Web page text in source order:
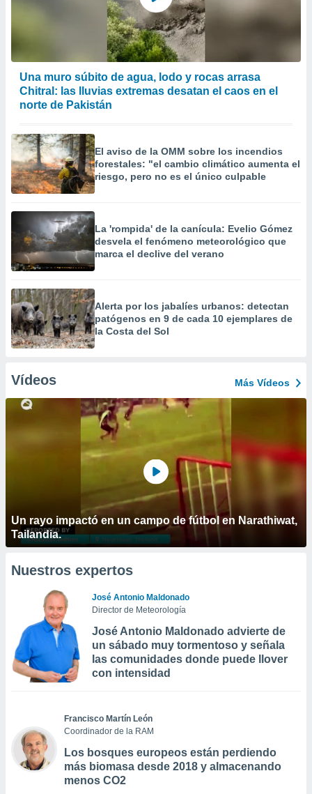
Una muro súbito de agua, lodo y rocas arrasa
Chitral: las lluvias extremas desatan el caos en el
norte de Pakistán
El aviso de la OMM sobre los incendios
forestales: "el cambio climático aumenta el
riesgo, pero no es el único culpable
La 'rompida' de la canícula: Evelio Gómez
desvela el fenómeno meteorológico que
marca el declive del verano
Alerta por los jabalíes urbanos: detectan
patógenos en 9 de cada 10 ejemplares de
la Costa del Sol
Vídeos Más Vídeos
Un rayo impactó en un campo de fútbol en Narathiwat,
Tailandia.
Nuestros expertos
José Antonio Maldonado
Director de Meteorología
José Antonio Maldonado advierte de
un sábado muy tormentoso y señala
las comunidades donde puede llover
con intensidad
Francisco Martín León
Coordinador de la RAM
Los bosques europeos están perdiendo
más biomasa desde 2018 y almacenando
menos CO2